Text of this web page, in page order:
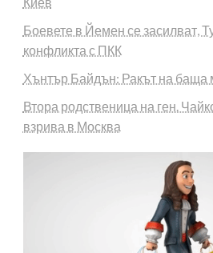
Боевете в Йемен се засилват,
конфликта с ПКК
Хънтър Байдън: Ракът на баща
Втора родственица на ген.
взрива в Москва